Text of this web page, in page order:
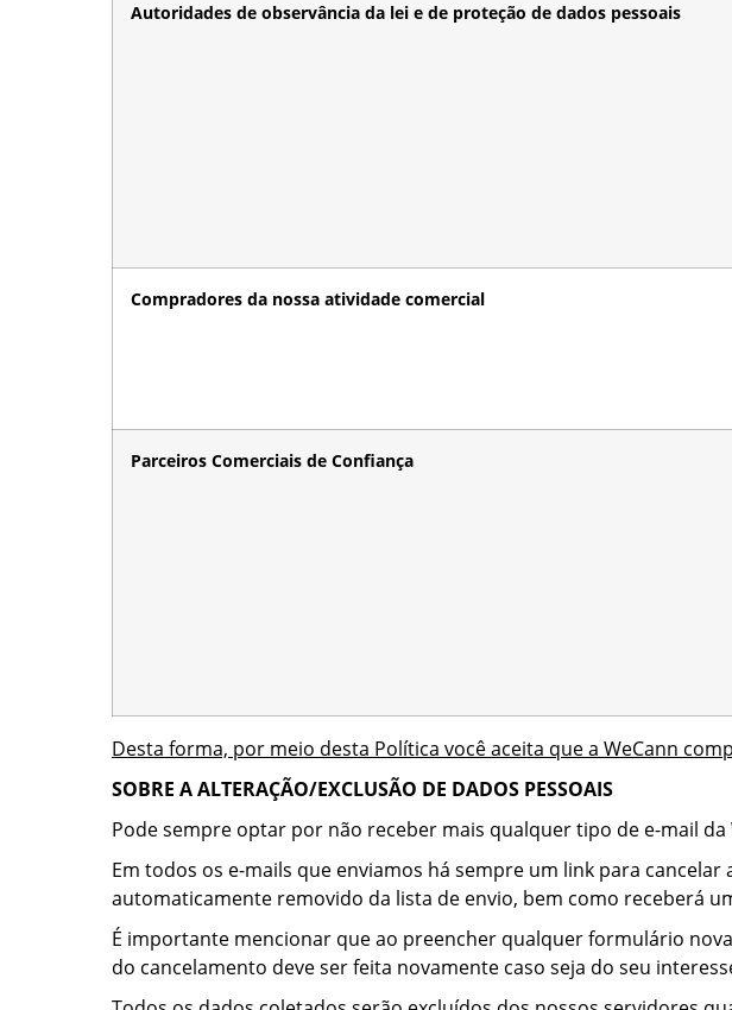
Autoridades de observância da lei e de proteção de dados pessoais
Compradores da nossa atividade comercial
Parceiros Comerciais de Confiança
Desta forma, por meio desta Política você aceita que a WeCann
SOBRE A ALTERAÇÃO/EXCLUSÃO DE DADOS PESSOAIS
Pode sempre optar por não receber mais qualquer tipo de e-mail da
Em todos os e-mails que enviamos há sempre um link para
automaticamente removido da lista de envio, bem como receberá
É importante mencionar que ao preencher qualquer formulário
do cancelamento deve ser feita novamente caso seja do seu